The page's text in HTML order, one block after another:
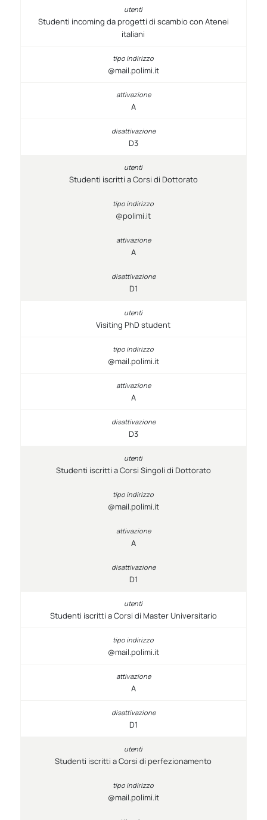
Studenti incoming da progetti di scambio con Atenei
italiani
@mail.polimi.it
A
D3
Studenti iscritti a Corsi di Dottorato
@polimi.it
A
D1
Visiting PhD student
@mail.polimi.it
A
D3
Studenti iscritti a Corsi Singoli di Dottorato
@mail.polimi.it
A
D1
Studenti iscritti a Corsi di Master Universitario
@mail.polimi.it
A
D1
Studenti iscritti a Corsi di perfezionamento
@mail.polimi.it